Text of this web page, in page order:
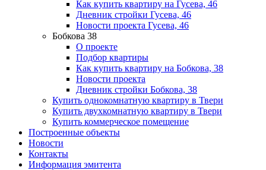
Как купить квартиру на Гусева, 46
Дневник стройки Гусева, 46
Новости проекта Гусева, 46
Бобкова 38
О проекте
Подбор квартиры
Как купить квартиру на Бобкова, 38
Новости проекта
Дневник стройки Бобкова, 38
Купить однокомнатную квартиру в Твери
Купить двухкомнатную квартиру в Твери
Купить коммерческое помещение
Построенные объекты
Новости
Контакты
Информация эмитента